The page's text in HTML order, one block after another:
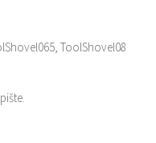
ToolShovel08